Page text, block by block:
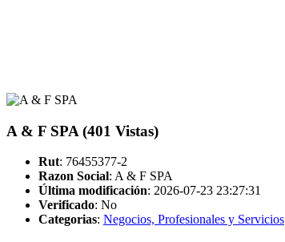
A & F SPA (401 Vistas)
Rut: 76455377-2
Razon Social: A & F SPA
Última modificación: 2026-07-23 23:27:31
Verificado: No
Categorias: Negocios, Profesionales y Servicios